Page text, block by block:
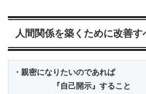
人間関係を築くために改善す
『自己開示』すること